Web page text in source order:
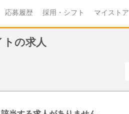
応募履歴 採用・シフト マイストア
の求人